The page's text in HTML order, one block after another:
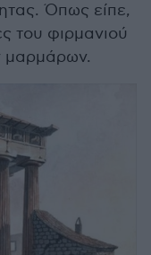
Όπως είπε,
του φιρμανιού
μαρμάρων.